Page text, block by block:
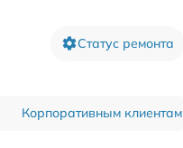
Статус ремонта
Корпоративным клиентам